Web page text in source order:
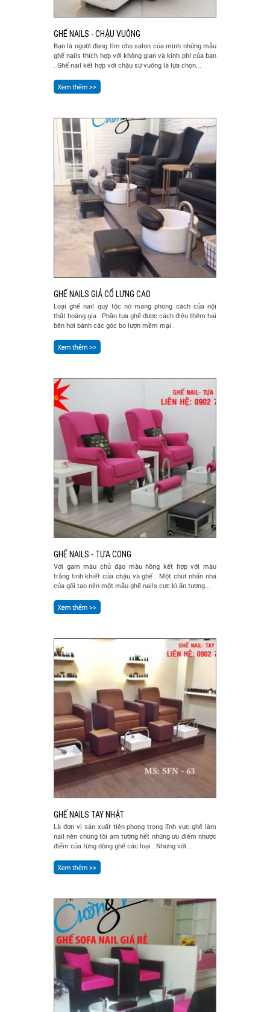
GHẾ NAILS - CHẬU VUÔNG
Bạn là người đang tìm cho salon của mình những mẫu
ghế nails thích hợp với không gian và kinh phí của bạn
. Ghế nail kết hợp với chậu sứ vuông là lựa chọn...
GHẾ NAILS GIẢ CỔ LƯNG CAO
Loại ghế nail quý tộc nó mang phong cách của nội
thất hoàng gia . Phần tựa ghế được cách điệu thêm hai
bên hơi bành các góc bo lượn mềm mại .
GHẾ NAILS - TỰA CONG
Với gam màu chủ đạo màu hồng kết hợp với màu
trắng tinh khiết của chậu và ghế . Một chút nhấn nhá
của gối tạo nên một mẫu ghế nails cực kì ấn tượng...
GHẾ NAILS TAY NHẬT
Là đơn vị sản xuất tiên phong trong lĩnh vực ghế làm
nail nên chúng tôi am tường hết những ưu điểm nhược
điểm của từng dòng ghế các loại . Nhưng với...